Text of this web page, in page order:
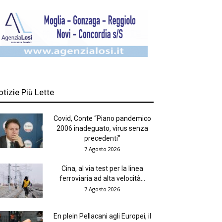
Più Lette
Covid, Conte “Piano pandemico
2006 inadeguato, virus senza
precedenti”
7 Agosto 2026
Cina, al via test per la linea
ferroviaria ad alta velocità...
7 Agosto 2026
En plein Pellacani agli Europei, il